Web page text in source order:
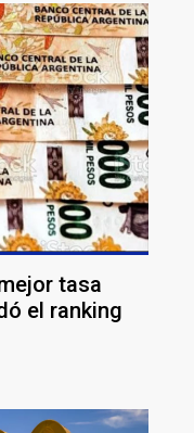
tasa
el ranking